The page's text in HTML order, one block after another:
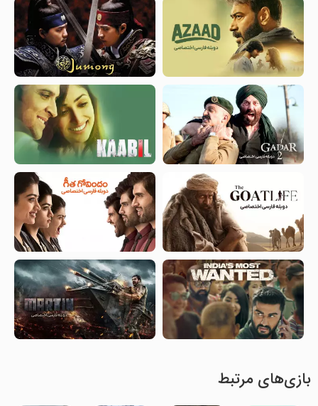
بازی‌های مرتبط